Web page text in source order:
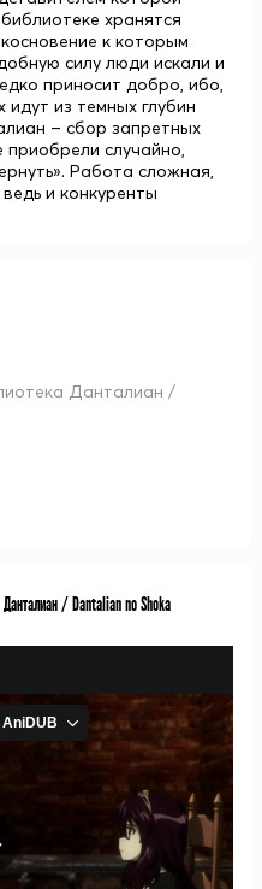
хранятся
к которым
силу люди искали и
приносит добро, ибо,
из темных глубин
– сбор запретных
случайно,
Работа сложная,
и конкуренты
Данталиан /
Данталиан / Dantalian no Shoka